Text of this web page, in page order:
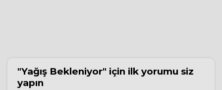
"Yağış Bekleniyor" için ilk yorumu siz
yapın